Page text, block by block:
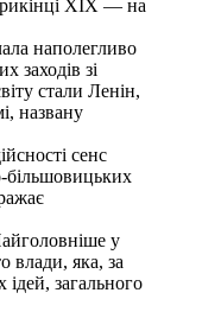
XIX — на
наполегливо
заходів зі
стали Ленін,
названу
сенс
більшовицьких
у
влади, яка, за
загального